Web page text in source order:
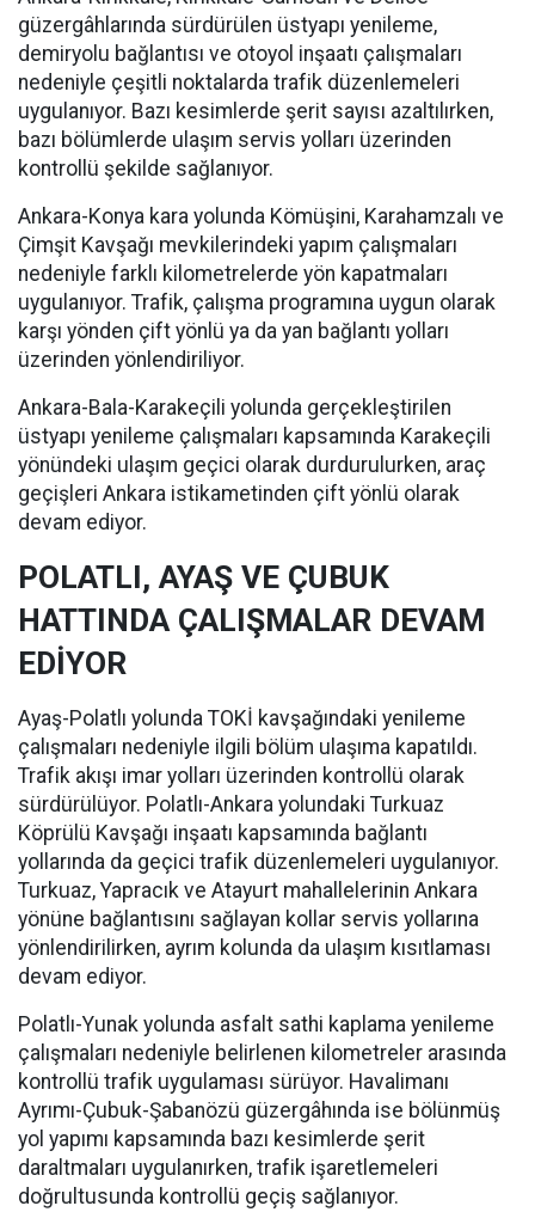
güzergâhlarında sürdürülen üstyapı yenileme,
demiryolu bağlantısı ve otoyol inşaatı çalışmaları
nedeniyle çeşitli noktalarda trafik düzenlemeleri
uygulanıyor. Bazı kesimlerde şerit sayısı azaltılırken,
bazı bölümlerde ulaşım servis yolları üzerinden
kontrollü şekilde sağlanıyor.
Ankara-Konya kara yolunda Kömüşini, Karahamzalı ve
Çimşit Kavşağı mevkilerindeki yapım çalışmaları
nedeniyle farklı kilometrelerde yön kapatmaları
uygulanıyor. Trafik, çalışma programına uygun olarak
karşı yönden çift yönlü ya da yan bağlantı yolları
üzerinden yönlendiriliyor.
Ankara-Bala-Karakeçili yolunda gerçekleştirilen
üstyapı yenileme çalışmaları kapsamında Karakeçili
yönündeki ulaşım geçici olarak durdurulurken, araç
geçişleri Ankara istikametinden çift yönlü olarak
devam ediyor.
POLATLI, AYAŞ VE ÇUBUK
HATTINDA ÇALIŞMALAR DEVAM
EDİYOR
Ayaş-Polatlı yolunda TOKİ kavşağındaki yenileme
çalışmaları nedeniyle ilgili bölüm ulaşıma kapatıldı.
Trafik akışı imar yolları üzerinden kontrollü olarak
sürdürülüyor. Polatlı-Ankara yolundaki Turkuaz
Köprülü Kavşağı inşaatı kapsamında bağlantı
yollarında da geçici trafik düzenlemeleri uygulanıyor.
Turkuaz, Yapracık ve Atayurt mahallelerinin Ankara
yönüne bağlantısını sağlayan kollar servis yollarına
yönlendirilirken, ayrım kolunda da ulaşım kısıtlaması
devam ediyor.
Polatlı-Yunak yolunda asfalt sathi kaplama yenileme
çalışmaları nedeniyle belirlenen kilometreler arasında
kontrollü trafik uygulaması sürüyor. Havalimanı
Ayrımı-Çubuk-Şabanözü güzergâhında ise bölünmüş
yol yapımı kapsamında bazı kesimlerde şerit
daraltmaları uygulanırken, trafik işaretlemeleri
doğrultusunda kontrollü geçiş sağlanıyor.